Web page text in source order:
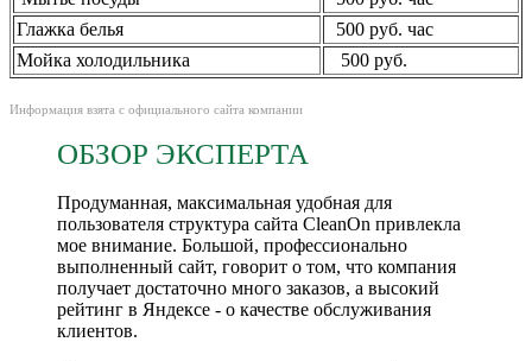
Глажка белья
500 руб. час
Мойка холодильника
500 руб.
Информация взята с официального сайта компании
ОБЗОР ЭКСПЕРТА
Продуманная, максимальная удобная для
пользователя структура сайта CleanOn привлекла
мое внимание. Большой, профессионально
выполненный сайт, говорит о том, что компания
получает достаточно много заказов, а высокий
рейтинг в Яндексе - о качестве обслуживания
клиентов.